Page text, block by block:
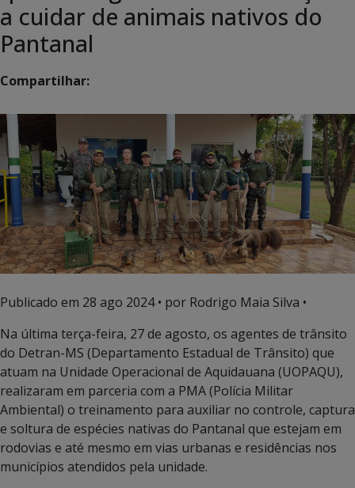
a cuidar de animais nativos do
Pantanal
Compartilhar:
Publicado em 28 ago 2024• por Rodrigo Maia Silva •
Na última terça-feira, 27 de agosto, os agentes de trânsito
do Detran-MS (Departamento Estadual de Trânsito) que
atuam na Unidade Operacional de Aquidauana (UOPAQU),
realizaram em parceria com a PMA (Polícia Militar
Ambiental) o treinamento para auxiliar no controle, captura
e soltura de espécies nativas do Pantanal que estejam em
rodovias e até mesmo em vias urbanas e residências nos
municípios atendidos pela unidade.